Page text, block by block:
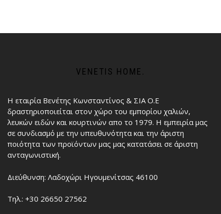
VENETIS HOME.
Η εταιρία Βενέτης Κωνσταντίνος & ΣΙΑ Ο.Ε
δραστηριοποιείται στον χώρο του εμπορίου χαλιών,
λευκών ειδών και κουρτινών απο το 1979. Η εμπειρία μας
σε συνδιασμό με την υπευθυνότητα και την άριστη
ποιότητα των προϊόντων μας μας κατατάσει σε άριστη
ανταγωνιστική.
Διεύθυνση: Λαδοχώρι Ηγουμενίτσας 46100
Τηλ.: +30 26650 27562